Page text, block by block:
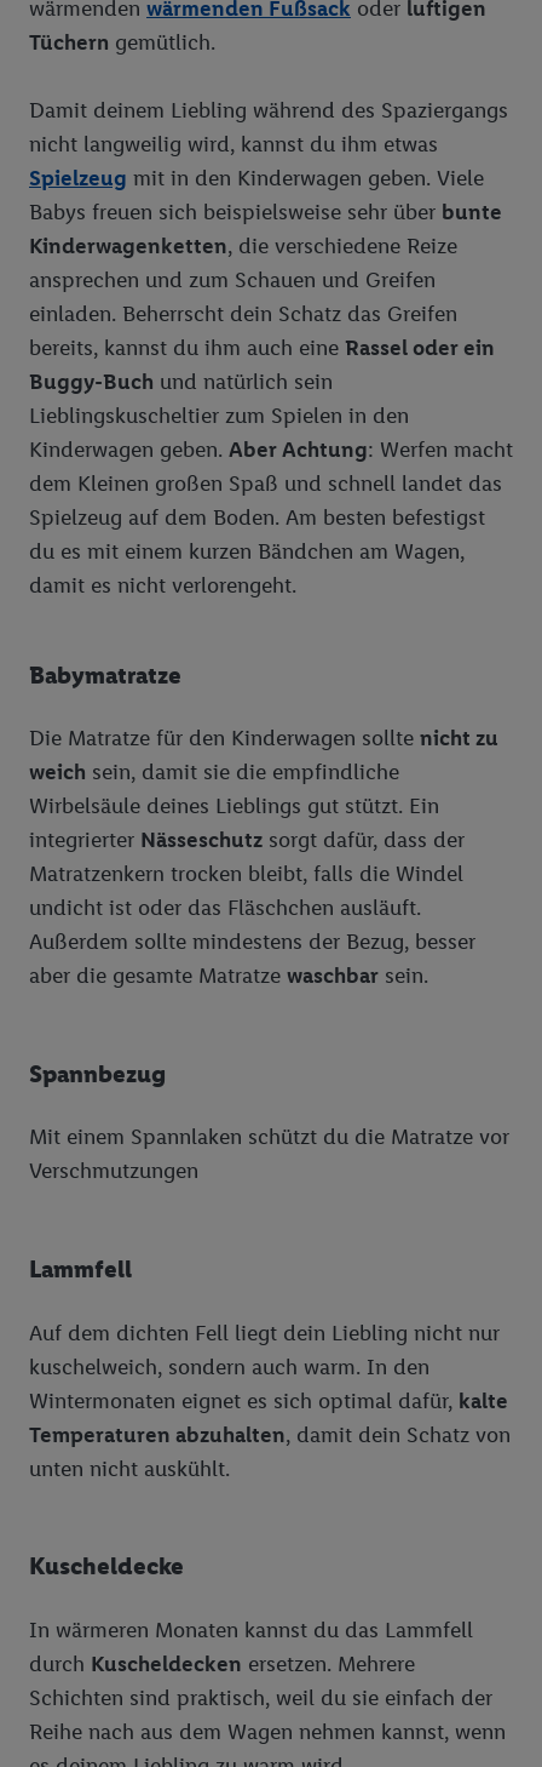
Golf: ABC (Golf Lexikon)
Bioland Apfelbauer Jork und Mittelnkirchen
Bioland Milchbauern Trauchgau
Bioland Apfelbauer Horgenzell
Bioland Milchbauer Schwabenrod
Bioland-Sortiment
Saskia
Brot, Backwaren, Kuchen
Unser Brot
Feinkost, Gewürze
Chef Select - Feine Küche
Fette & Öle
Fleisch-, Wurst- & Grillwaren
Metzgerfrisch
Dulano
Hygiene, Kosmetik, Körperpflege, Tücher
Kaffee, Tee, Kakao
Milch- und Molkereiprodukte
Milbona
Knabberwaren
Nährmittel, Teigwaren, Backzutaten
Obst-, Gemüse-, Sauer-, Fischkonserven
Süßwaren
Bon Gelati
Unsere Eigenmarken: Tiernahrung
wärmenden wärmenden Fußsack oder luftigen
Tüchern gemütlich.
Damit deinem Liebling während des Spaziergangs
nicht langweilig wird, kannst du ihm etwas
Spielzeug mit in den Kinderwagen geben. Viele
Babys freuen sich beispielsweise sehr über bunte
Kinderwagenketten, die verschiedene Reize
ansprechen und zum Schauen und Greifen
einladen. Beherrscht dein Schatz das Greifen
bereits, kannst du ihm auch eine Rassel oder ein
Buggy-Buch und natürlich sein
Lieblingskuscheltier zum Spielen in den
Kinderwagen geben. Aber Achtung: Werfen macht
dem Kleinen großen Spaß und schnell landet das
Spielzeug auf dem Boden. Am besten befestigst
du es mit einem kurzen Bändchen am Wagen,
damit es nicht verlorengeht.
Babymatratze
Die Matratze für den Kinderwagen sollte nicht zu
weich sein, damit sie die empfindliche
Wirbelsäule deines Lieblings gut stützt. Ein
integrierter Nässeschutz sorgt dafür, dass der
Matratzenkern trocken bleibt, falls die Windel
undicht ist oder das Fläschchen ausläuft.
Außerdem sollte mindestens der Bezug, besser
aber die gesamte Matratze waschbar sein.
Spannbezug
Mit einem Spannlaken schützt du die Matratze vor
Verschmutzungen
Lammfell
Auf dem dichten Fell liegt dein Liebling nicht nur
kuschelweich, sondern auch warm. In den
Wintermonaten eignet es sich optimal dafür, kalte
Temperaturen abzuhalten, damit dein Schatz von
unten nicht auskühlt.
Kuscheldecke
In wärmeren Monaten kannst du das Lammfell
durch Kuscheldecken ersetzen. Mehrere
Schichten sind praktisch, weil du sie einfach der
Reihe nach aus dem Wagen nehmen kannst, wenn